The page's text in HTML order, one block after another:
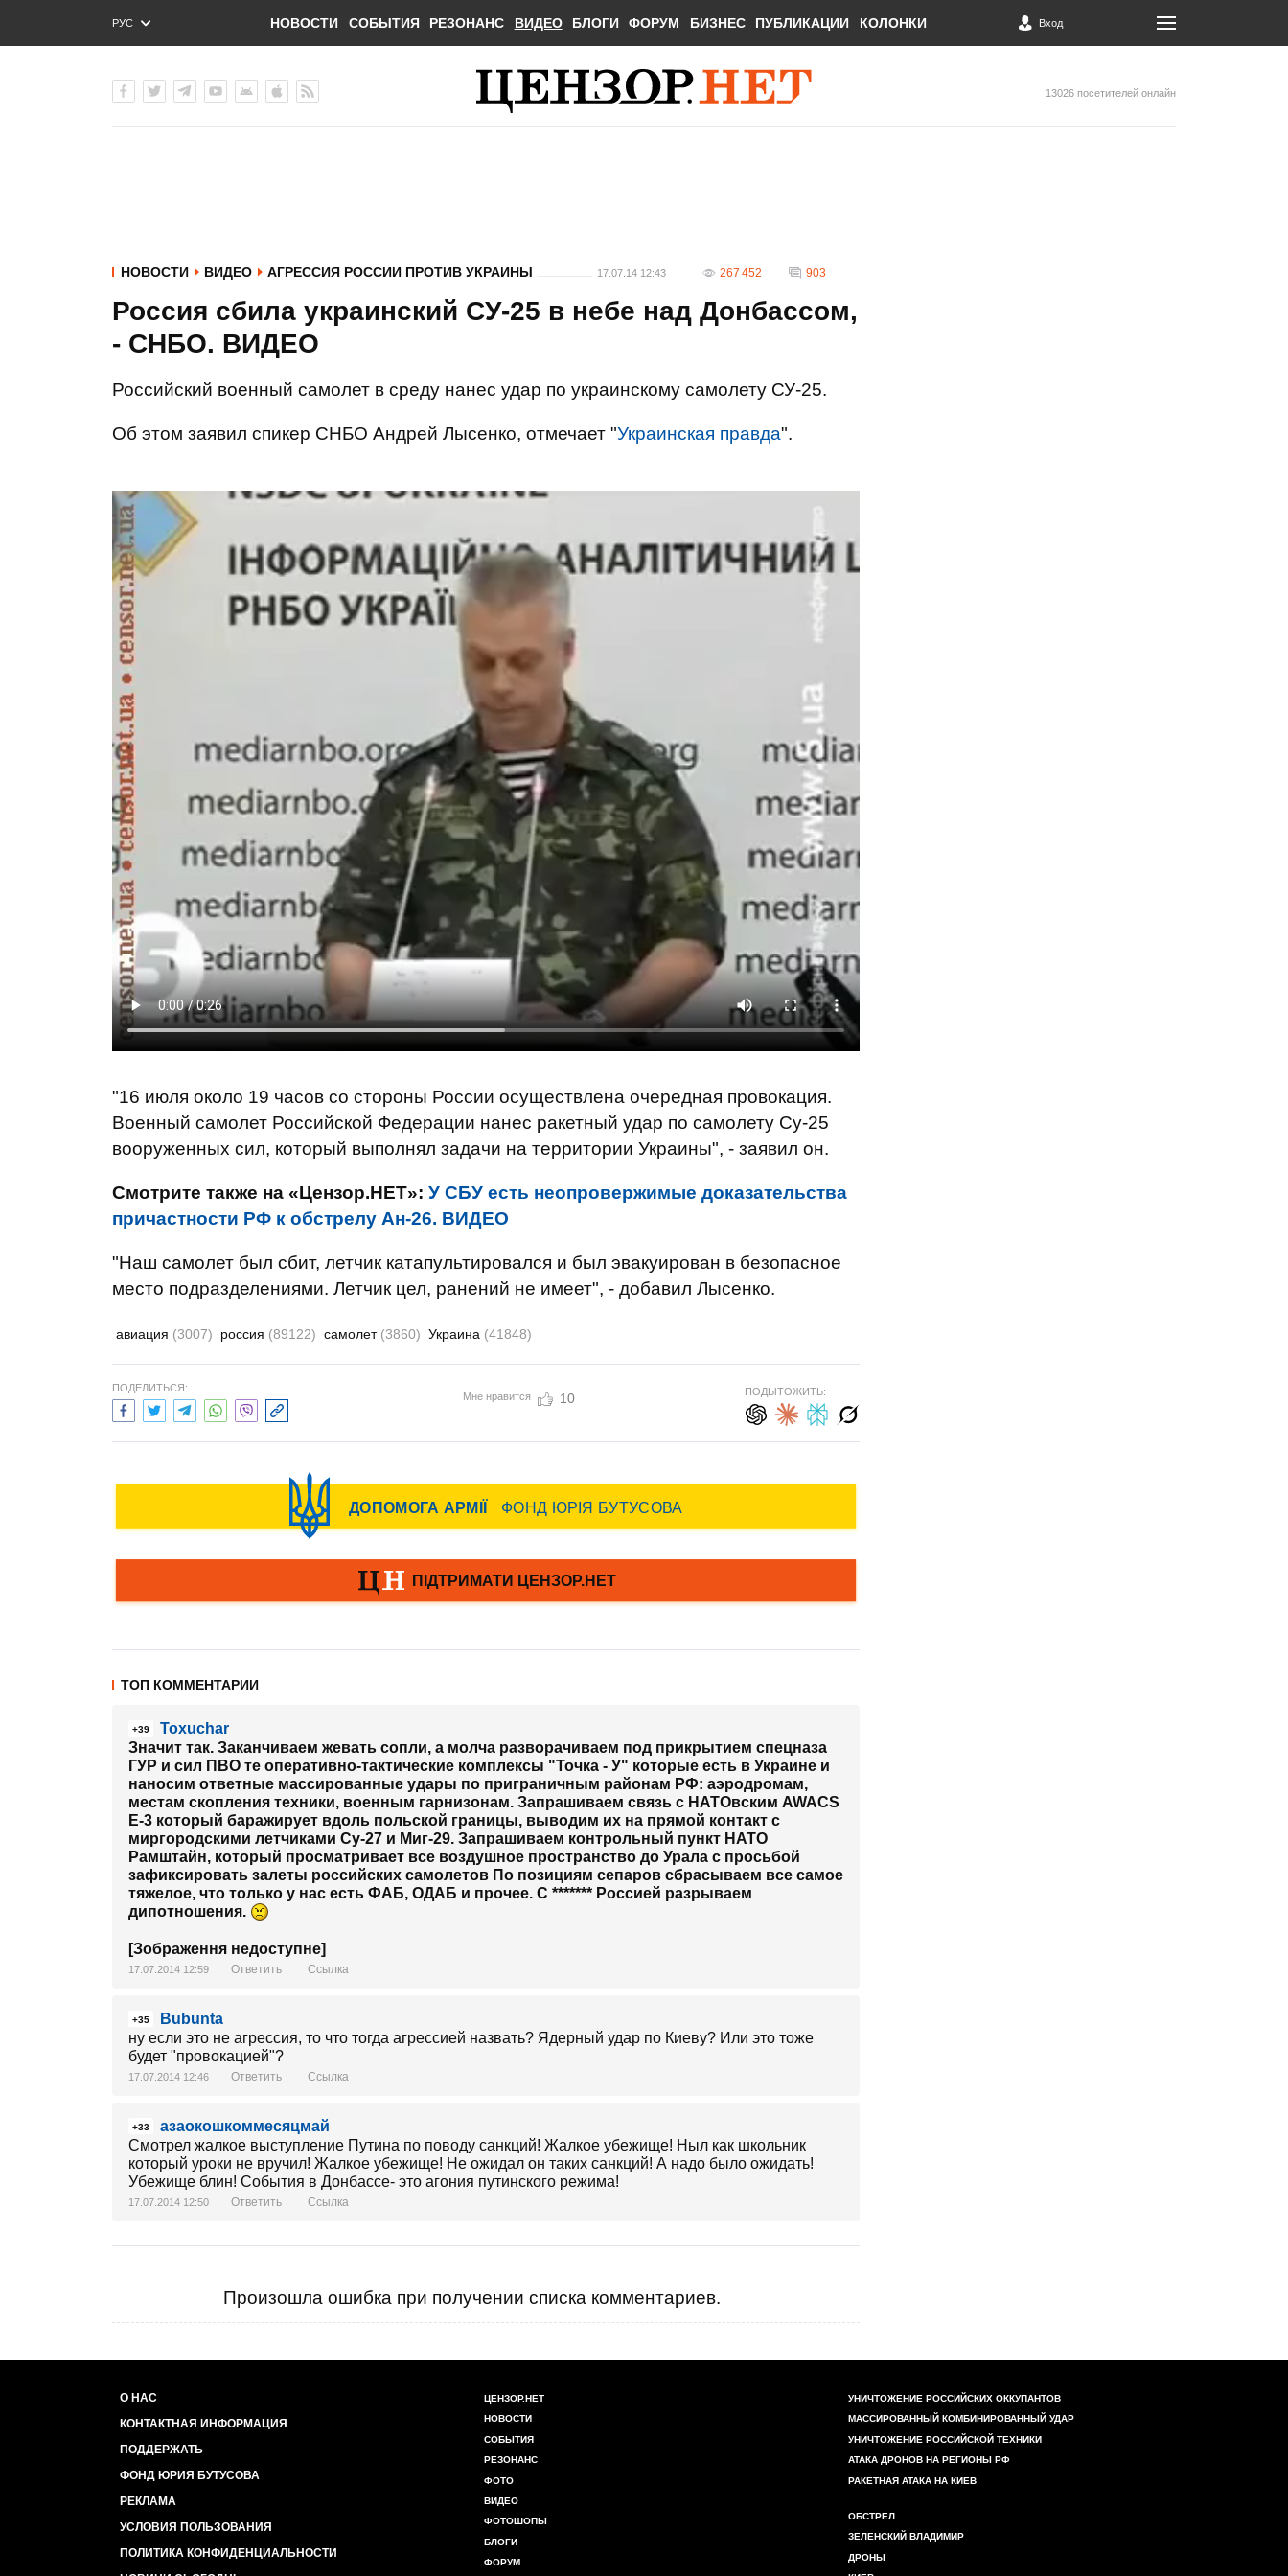
РУС
ENG
НОВОСТИ СОБЫТИЯ РЕЗОНАНС ВИДЕО БЛОГИ ФОРУМ БИЗНЕС ПУБЛИКАЦИИ КОЛОНКИ Вход
13026 посетителей онлайн
НОВОСТИ ВИДЕО АГРЕССИЯ РОССИИ ПРОТИВ УКРАИНЫ 17.07.14 12:43 267 452 903
Россия сбила украинский СУ-25 в небе над Донбассом,
- СНБО. ВИДЕО
Российский военный самолет в среду нанес удар по украинскому самолету СУ-25.
Об этом заявил спикер СНБО Андрей Лысенко, отмечает "Украинская правда".
"16 июля около 19 часов со стороны России осуществлена очередная провокация.
Военный самолет Российской Федерации нанес ракетный удар по самолету Су-25
вооруженных сил, который выполнял задачи на территории Украины", - заявил он.
Смотрите также на «Цензор.НЕТ»: У СБУ есть неопровержимые доказательства
причастности РФ к обстрелу Ан-26. ВИДЕО
"Наш самолет был сбит, летчик катапультировался и был эвакуирован в безопасное
место подразделениями. Летчик цел, ранений не имеет", - добавил Лысенко.
авиация (3007) россия (89122) самолет (3860) Украина (41848)
ПОДЕЛИТЬСЯ:
Мне нравится 10 ПОДЫТОЖИТЬ:
ТОП КОММЕНТАРИИ
+39
Toxuchar
Значит так. Заканчиваем жевать сопли, а молча разворачиваем под прикрытием спецназа
ГУР и сил ПВО те оперативно-тактические комплексы "Точка - У" которые есть в Украине и
наносим ответные массированные удары по приграничным районам РФ: аэродромам,
местам скопления техники, военным гарнизонам. Запрашиваем связь с НАТОвским AWACS
Е-3 который баражирует вдоль польской границы, выводим их на прямой контакт с
миргородскими летчиками Су-27 и Миг-29. Запрашиваем контрольный пункт НАТО
Рамштайн, который просматривает все воздушное пространство до Урала с просьбой
зафиксировать залеты российских самолетов По позициям сепаров сбрасываем все самое
тяжелое, что только у нас есть ФАБ, ОДАБ и прочее. С ******* Россией разрываем
дипотношения.
[Зображення недоступне]
17.07.2014 12:59 Ответить Ссылка
+35
Bubunta
ну если это не агрессия, то что тогда агрессией назвать? Ядерный удар по Киеву? Или это тоже
будет "провокацией"?
17.07.2014 12:46 Ответить Ссылка
+33
азаокошкоммесяцмай
Смотрел жалкое выступление Путина по поводу санкций! Жалкое убежище! Ныл как школьник
который уроки не вручил! Жалкое убежище! Не ожидал он таких санкций! А надо было ожидать!
Убежище блин! События в Донбассе- это агония путинского режима!
17.07.2014 12:50 Ответить Ссылка
Произошла ошибка при получении списка комментариев.
О НАС
КОНТАКТНАЯ ИНФОРМАЦИЯ
ПОДДЕРЖАТЬ
ФОНД ЮРИЯ БУТУСОВА
РЕКЛАМА
УСЛОВИЯ ПОЛЬЗОВАНИЯ
ПОЛИТИКА КОНФИДЕНЦИАЛЬНОСТИ
ЦЕНЗОР.НЕТ
НОВОСТИ
СОБЫТИЯ
РЕЗОНАНС
ФОТО
ВИДЕО
ФОТОШОПЫ
БЛОГИ
ФОРУМ
УНИЧТОЖЕНИЕ РОССИЙСКИХ ОККУПАНТОВ
МАССИРОВАННЫЙ КОМБИНИРОВАННЫЙ УДАР
УНИЧТОЖЕНИЕ РОССИЙСКОЙ ТЕХНИКИ
АТАКА ДРОНОВ НА РЕГИОНЫ РФ
РАКЕТНАЯ АТАКА НА КИЕВ
ОБСТРЕЛ
ЗЕЛЕНСКИЙ ВЛАДИМИР
ДРОНЫ